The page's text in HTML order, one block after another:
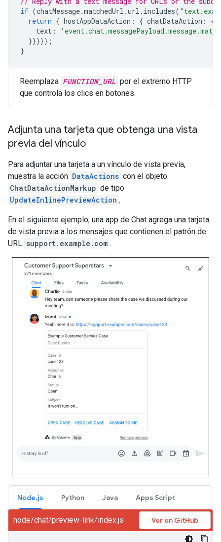
if (chatMessage.matchedUrl .url . includes(
return { hostAppDataAction : { chatDataAction : {
text :
}}}}};
}
Reemplaza FUNCTION_URL por el extremo HTTP
que controla los clics en botones.
Adjunta una tarjeta que obtenga una vista
previa del vínculo
Para adjuntar una tarjeta a un vínculo de vista previa,
muestra la acción DataActions con el objeto
ChatDataActionMarkup de tipo
UpdateInlinePreviewAction .
En el siguiente ejemplo, una app de Chat agrega una tarjeta
de vista previa a los mensajes que contienen el patrón de
URL support.example.com .
Node.js Python Java Apps Script
node/chat/preview-link/index.js Ver en GitHub